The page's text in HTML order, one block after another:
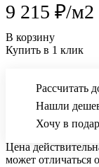
9 215 ₽/м2
В корзину
Купить в 1 клик
Рассчитать
Нашли
Хочу в
Цена
может отличаться